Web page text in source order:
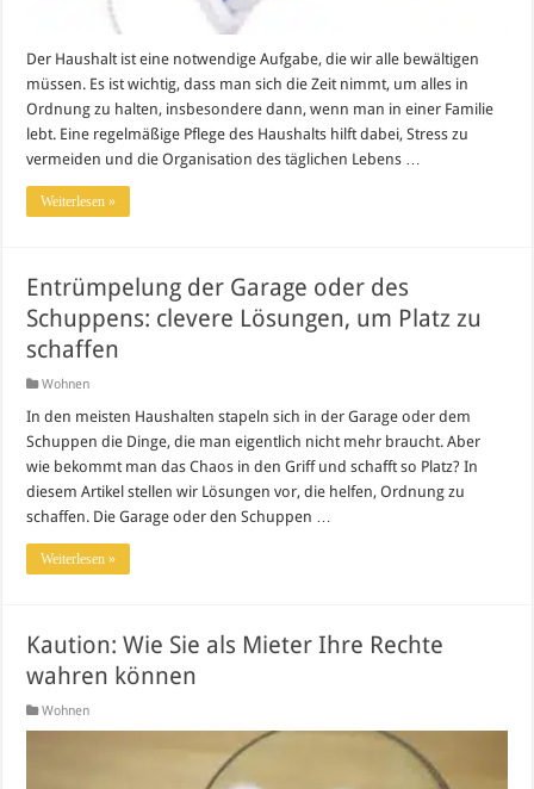
Der Haushalt ist eine notwendige Aufgabe, die wir alle bewältigen
müssen. Es ist wichtig, dass man sich die Zeit nimmt, um alles in
Ordnung zu halten, insbesondere dann, wenn man in einer Familie
lebt. Eine regelmäßige Pflege des Haushalts hilft dabei, Stress zu
vermeiden und die Organisation des täglichen Lebens …
Weiterlesen »
Entrümpelung der Garage oder des
Schuppens: clevere Lösungen, um Platz zu
schaffen
Wohnen
In den meisten Haushalten stapeln sich in der Garage oder dem
Schuppen die Dinge, die man eigentlich nicht mehr braucht. Aber
wie bekommt man das Chaos in den Griff und schafft so Platz? In
diesem Artikel stellen wir Lösungen vor, die helfen, Ordnung zu
schaffen. Die Garage oder den Schuppen …
Weiterlesen »
Kaution: Wie Sie als Mieter Ihre Rechte
wahren können
Wohnen